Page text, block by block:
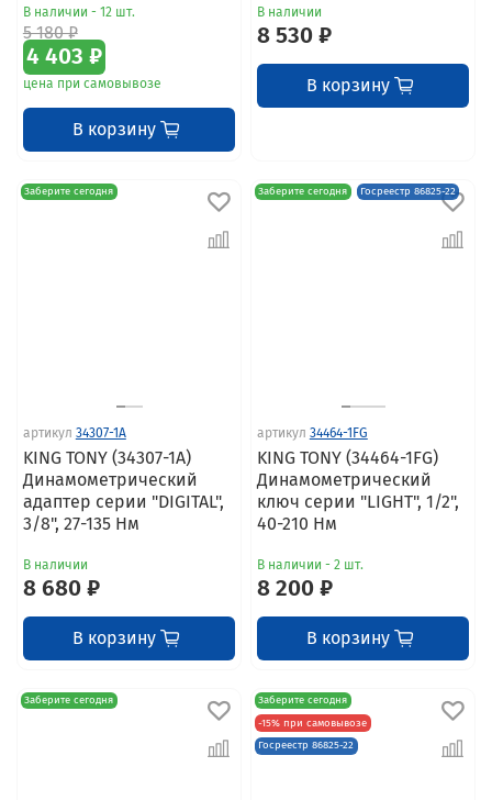
В наличии - 12 шт.
5 180 ₽
4 403 ₽
цена при самовывозе
В корзину
В наличии
8 530 ₽
В корзину
Заберите сегодня
артикул 34307-1A
KING TONY (34307-1A)
Динамометрический
адаптер серии "DIGITAL",
3/8", 27-135 Нм
В наличии
8 680 ₽
В корзину
Заберите сегодня Госреестр 86825-22
артикул 34464-1FG
KING TONY (34464-1FG)
Динамометрический
ключ серии "LIGHT", 1/2",
40-210 Нм
В наличии - 2 шт.
8 200 ₽
В корзину
Заберите сегодня
Заберите сегодня
-15% при самовывозе
Госреестр 86825-22